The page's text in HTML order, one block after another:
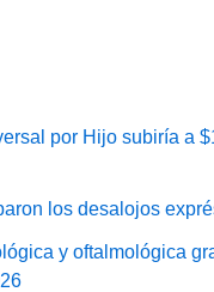
por Hijo subiría a
los desalojos
y oftalmológica